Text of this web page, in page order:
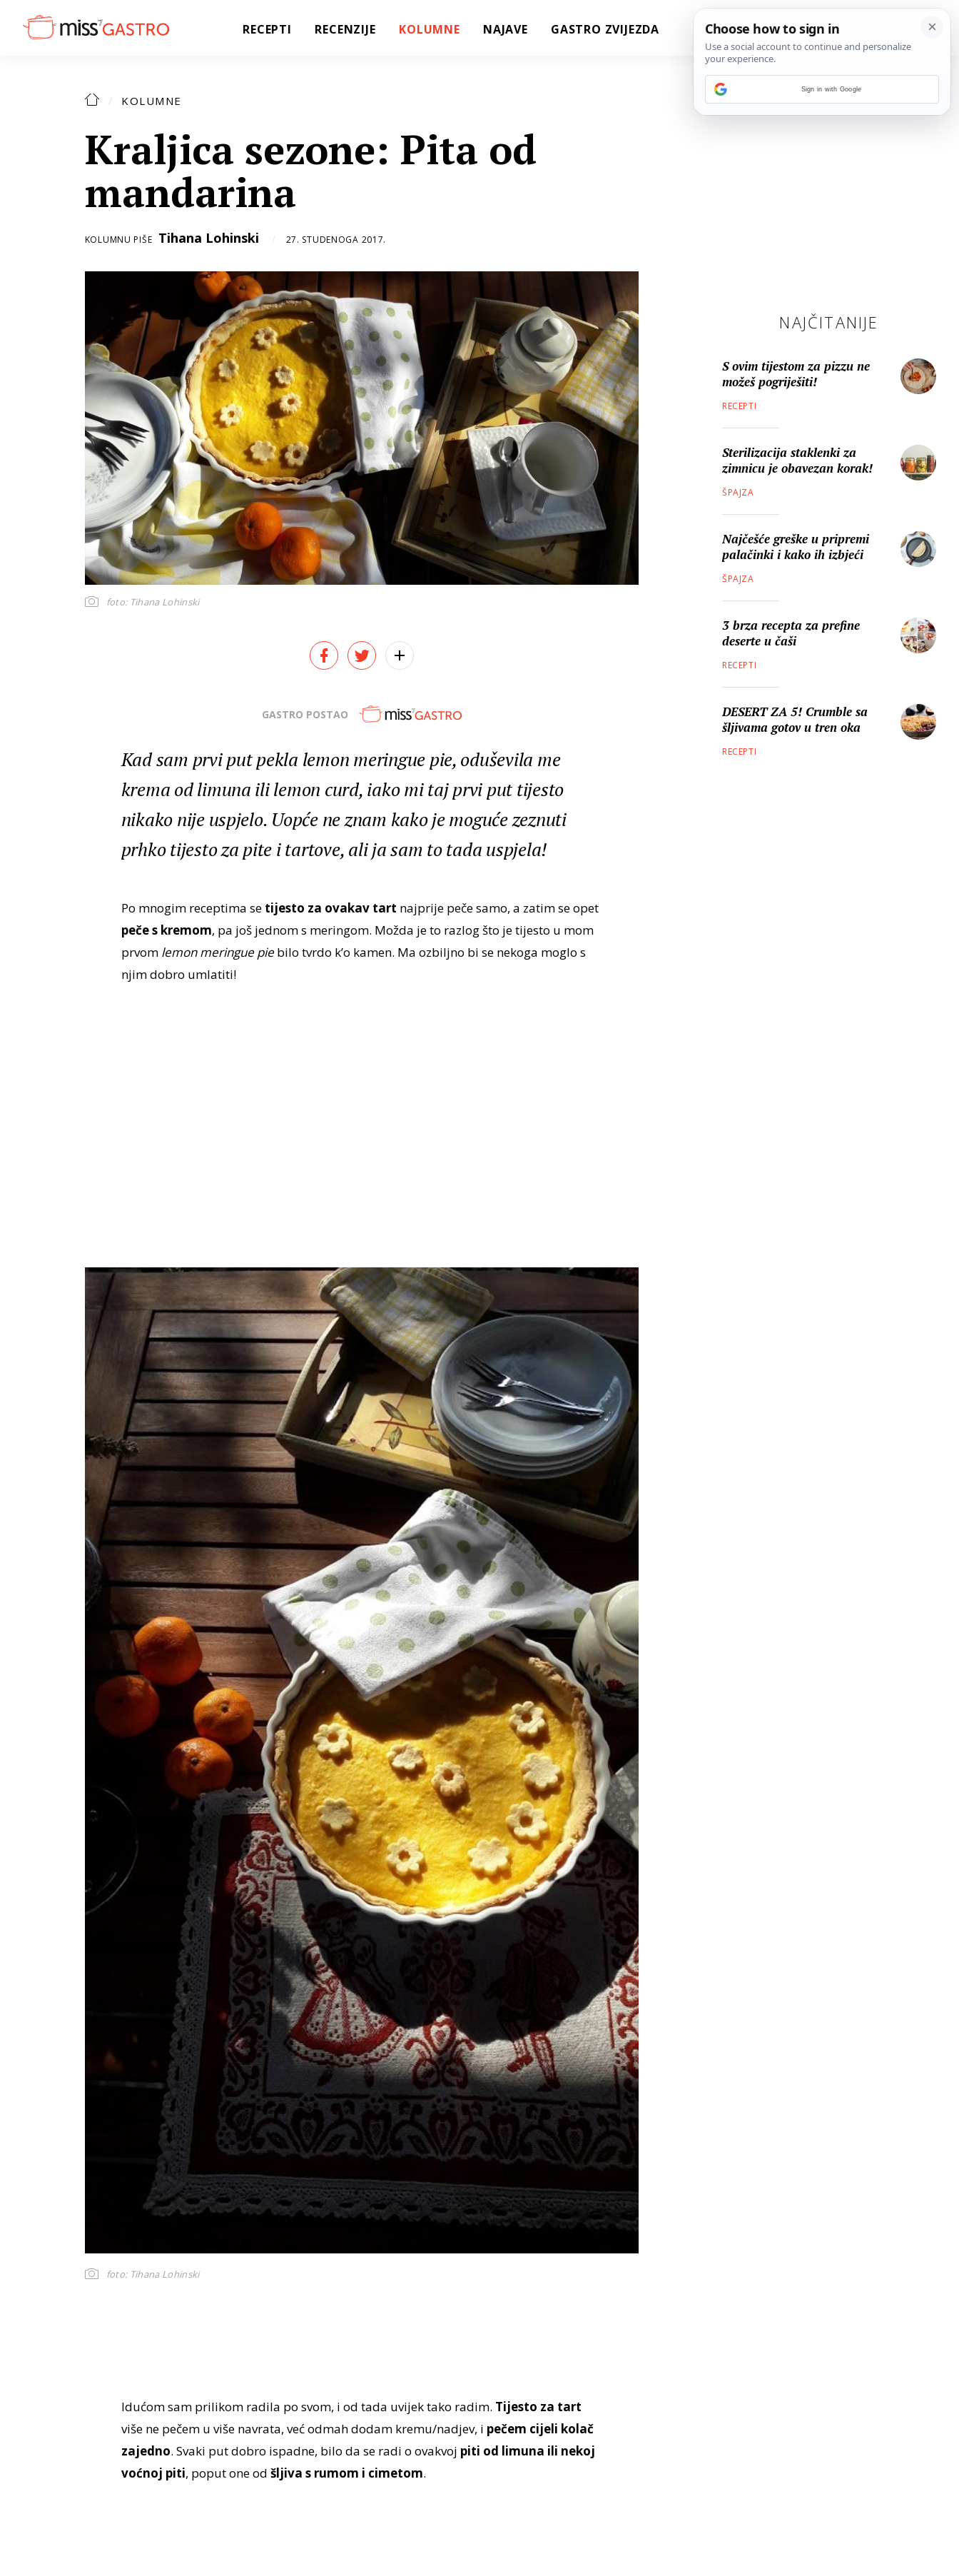
RECEPTI RECENZIJE KOLUMNE NAJAVE GASTRO ZVIJEZDA
KOLUMNE
Kraljica sezone: Pita od
mandarina
KOLUMNU PIŠE Tihana Lohinski 27. STUDENOGA 2017.
foto: Tihana Lohinski
GASTRO POSTAO
Kad sam prvi put pekla lemon meringue pie, oduševila me
krema od limuna ili lemon curd, iako mi taj prvi put tijesto
nikako nije uspjelo. Uopće ne znam kako je moguće zeznuti
prhko tijesto za pite i tartove, ali ja sam to tada uspjela!
Po mnogim receptima se tijesto za ovakav tart najprije peče samo, a zatim se opet
peče s kremom, pa još jednom s meringom. Možda je to razlog što je tijesto u mom
prvomlemon meringue piebilo tvrdo k’o kamen. Ma ozbiljno bi se nekoga moglo s
njim dobro umlatiti!
foto: Tihana Lohinski
Idućom sam prilikom radila po svom, i od tada uvijek tako radim. Tijesto za tart
više ne pečem u više navrata, već odmah dodam kremu/nadjev, i pečem cijeli kolač
zajedno. Svaki put dobro ispadne, bilo da se radi o ovakvoj piti od limuna ili nekoj
voćnoj piti, poput one od šljiva s rumom i cimetom.
NAJČITANIJE
S ovim tijestom za pizzu ne
možeš pogriješiti!
RECEPTI
Sterilizacija staklenki za
zimnicu je obavezan korak!
ŠPAJZA
Najčešće greške u pripremi
palačinki i kako ih izbjeći
ŠPAJZA
3 brza recepta za prefine
deserte u čaši
RECEPTI
DESERT ZA 5! Crumble sa
šljivama gotov u tren oka
RECEPTI
Sign in with Google